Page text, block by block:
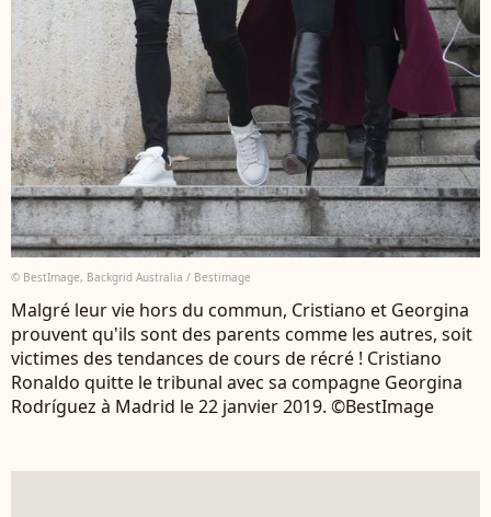
© BestImage, Backgrid Australia / Bestimage
Malgré leur vie hors du commun, Cristiano et Georgina
prouvent qu'ils sont des parents comme les autres, soit
victimes des tendances de cours de récré ! Cristiano
Ronaldo quitte le tribunal avec sa compagne Georgina
Rodríguez à Madrid le 22 janvier 2019. ©BestImage